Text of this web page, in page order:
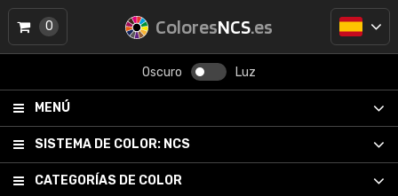
ColoresNCS.es
Oscuro Luz
MENÚ
SISTEMA DE COLOR: NCS
CATEGORÍAS DE COLOR
0